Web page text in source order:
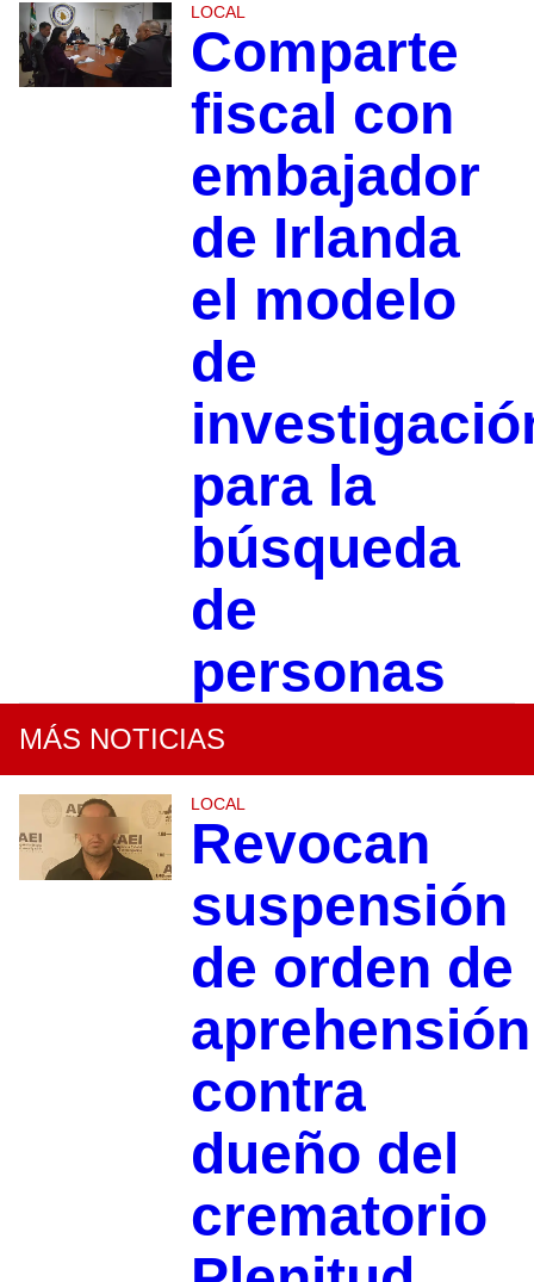
LOCAL
Comparte
fiscal con
embajador
de Irlanda
el modelo
de
para la
búsqueda
de
personas
MÁS NOTICIAS
LOCAL
Revocan
suspensión
de orden de
aprehensión
contra
dueño del
crematorio